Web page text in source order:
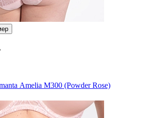
Amelia M300 (Powder Rose)